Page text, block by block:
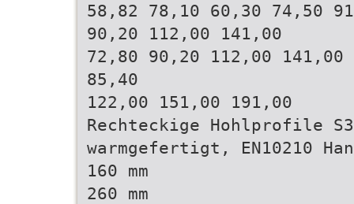
58,82 78,10 60,30 74,50
90,20 112,00 141,00
72,80 90,20 112,00 141,00
85,40
122,00 151,00 191,00
Rechteckige Hohlprofile
warmgefertigt, EN10210
160 mm
260 mm